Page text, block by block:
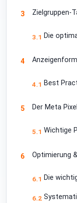
3 Zielgruppen-
3.1 Die
4
4.1 Best
5 Der Meta Pixel
5.1 Wichtige
6 Optimierung
6.1 Die
6.2